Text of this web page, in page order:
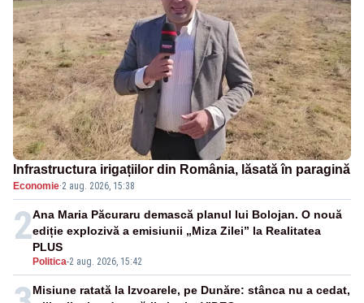
Infrastructura irigațiilor din România, lăsată în paragină
Economie·2 aug. 2026, 15:38
2
Politica-2 aug. 2026, 15:42
Ana Maria Păcuraru demască planul lui Bolojan. O nouă
ediție explozivă a emisiunii „Miza Zilei” la Realitatea
PLUS
Misiune ratată la Izvoarele, pe Dunăre: stânca nu a cedat,